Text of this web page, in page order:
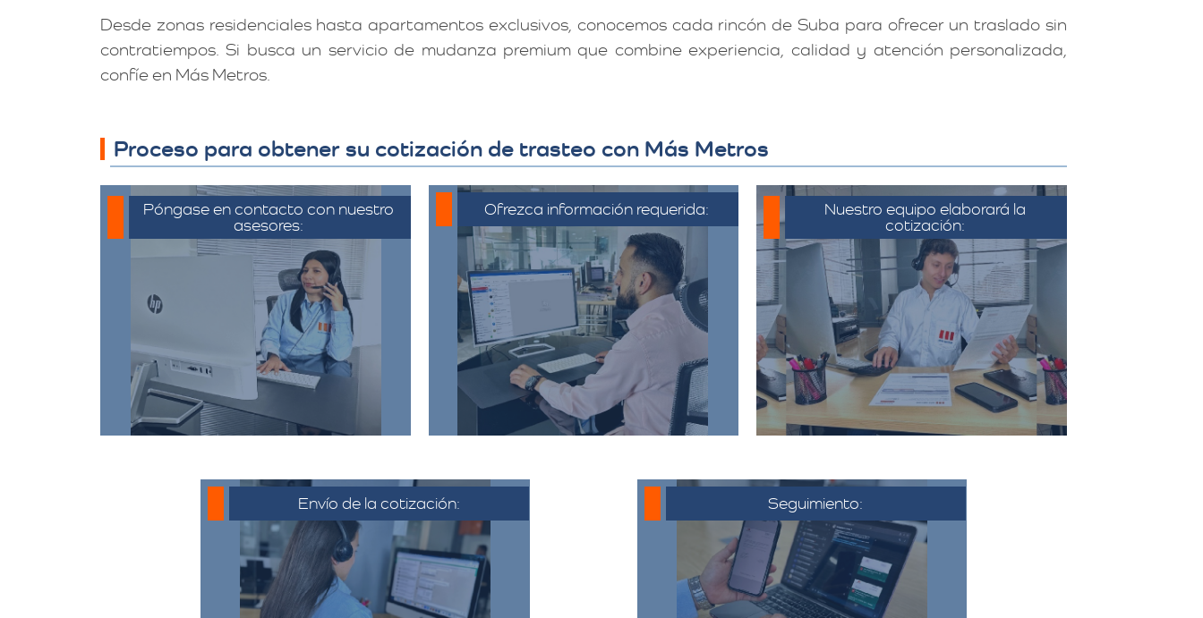
Desde zonas residenciales hasta apartamentos exclusivos, conocemos cada rincón de Suba para ofrecer un traslado sin
contratiempos. Si busca un servicio de mudanza premium que combine experiencia, calidad y atención personalizada,
confíe en Más Metros.
Proceso para obtener su cotización de trasteo con Más Metros
Póngase en contacto con nuestro
asesores:
Para iniciar el proceso de solicitud
de cotización, puede
comunicarse a través de
whatsapp haciendo click en
cotizar.​
Ofrezca información requerida:
Debe proporcionar información
detallada sobre la mudanza,
incluyendo la dirección de origen
y destino, el tipo y cantidad de
pertenencias.​
Nuestro equipo elaborará la
cotización:
Con la información recopilada, el
equipo de Más Metros elabora
una cotización detallada que
incluye todos los costos
asociados a la mudanza, como el
transporte, el embalaje, el
montaje, y cualquier servicio
adicional solicitado.​
Envío de la cotización:
La cotización se envía al cliente,
generalmente por correo electrónico
o el medio que se haya acordado,
para su revisión. El cliente puede
Seguimiento:
Una vez que se aprueba la
cotización, se confirma la fecha y
hora de la mudanza. Se coordina